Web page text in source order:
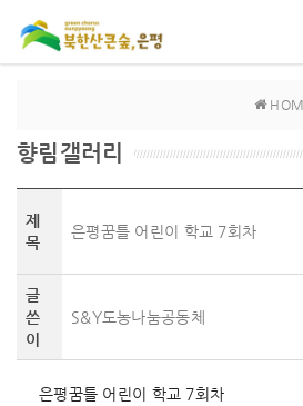
향림갤러리
제
목
은평꿈틀 어린이 학교 7회차
글
쓴
이
S&Y도농나눔공동체
은평꿈틀 어린이 학교 7회차